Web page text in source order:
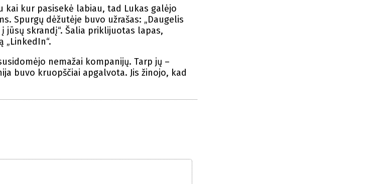
kur pasisekė labiau, tad Lukas galėjo
Spurgų dėžutėje buvo užrašas: „Daugelis
jūsų skrandį“. Šalia priklijuotas lapas,
nemažai kompanijų. Tarp jų –
buvo kruopščiai apgalvota. Jis žinojo, kad